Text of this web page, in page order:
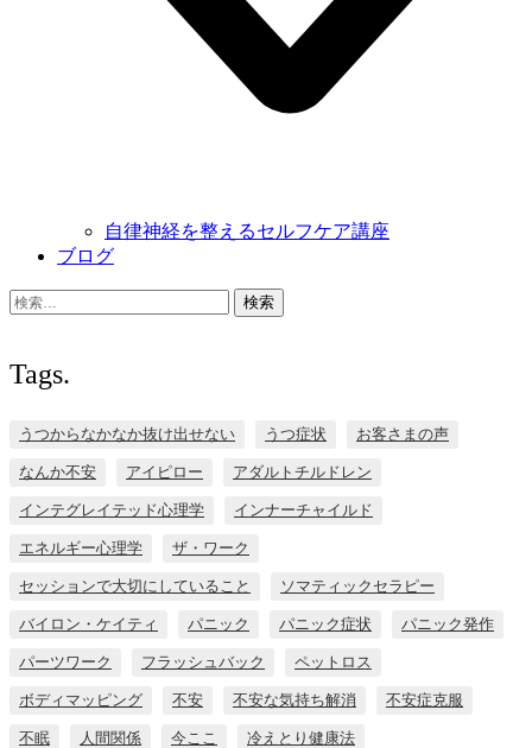
自律神経を整えるセルフケア講座
ブログ
検
Tags.
うつからなかなか抜け出せない うつ症状 お客さまの声
なんか不安 アイピロー アダルトチルドレン
インテグレイテッド心理学 インナーチャイルド
エネルギー心理学 ザ・ワーク
セッションで大切にしていること ソマティックセラピー
バイロン・ケイティ パニック パニック症状 パニック発作
パーツワーク フラッシュバック ペットロス
ボディマッピング 不安 不安な気持ち解消 不安症克服
不眠 人間関係 今ここ 冷えとり健康法